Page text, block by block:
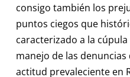
consigo también los
puntos ciegos que
caracterizado a la
manejo de las denuncias
actitud prevaleciente en